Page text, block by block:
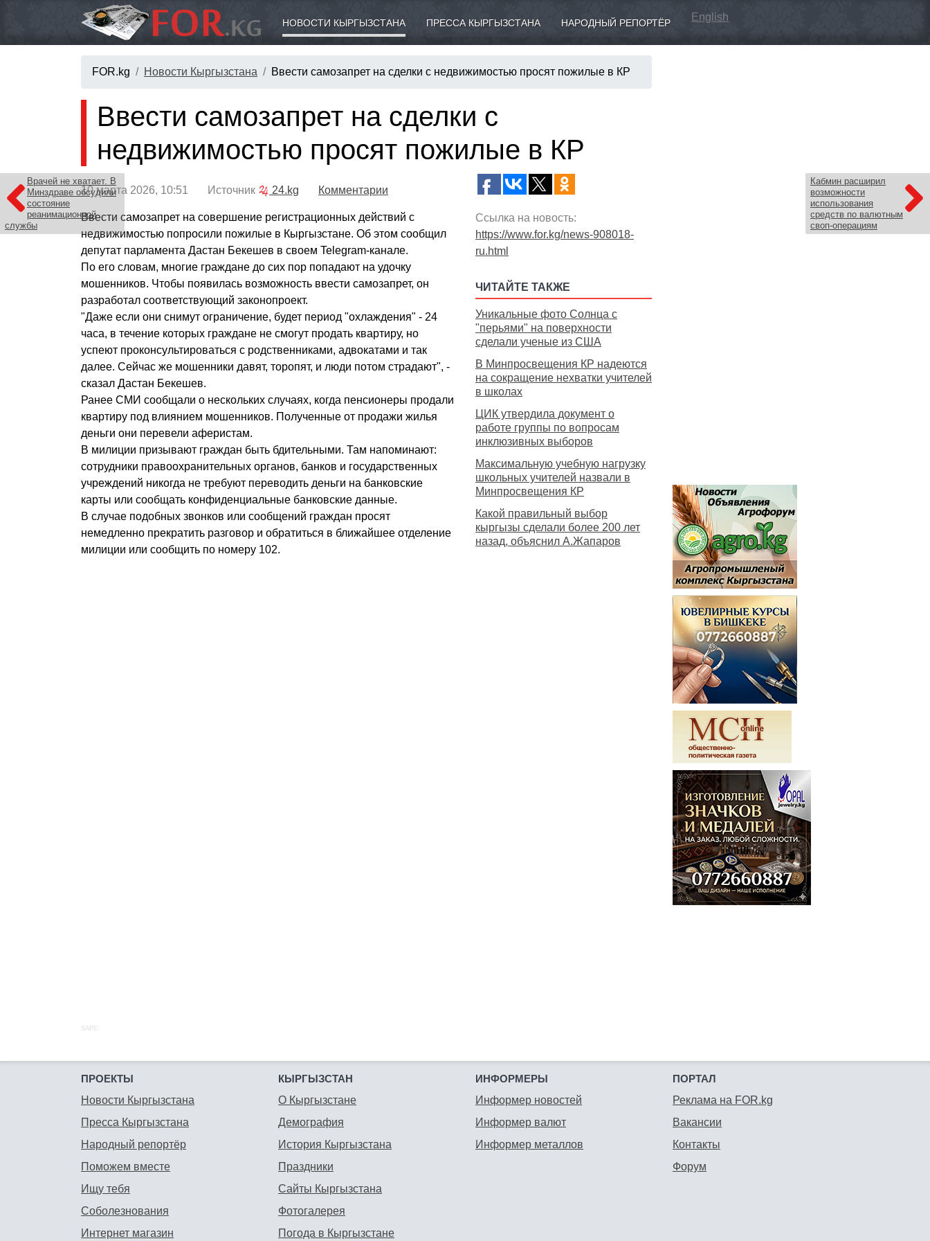
НОВОСТИ КЫРГЫЗСТАНА ПРЕССА КЫРГЫЗСТАНА НАРОДНЫЙ РЕПОРТЁР English
FOR.kg Новости Кыргызстана Ввести самозапрет на сделки с недвижимостью просят пожилые в КР
Врачей не хватает. В
Минздраве обсудили
состояние
реанимационной
службы
Кабмин расширил
возможности
использования
средств по валютным
своп-операциям
Ввести самозапрет на сделки с
недвижимостью просят пожилые в КР
10 марта 2026, 10:51 Источник 24.kg Комментарии
Ввести самозапрет на совершение регистрационных действий с
недвижимостью попросили пожилые в Кыргызстане. Об этом сообщил
депутат парламента Дастан Бекешев в своем Telegram-канале.
По его словам, многие граждане до сих пор попадают на удочку
мошенников. Чтобы появилась возможность ввести самозапрет, он
разработал соответствующий законопроект.
"Даже если они снимут ограничение, будет период "охлаждения" - 24
часа, в течение которых граждане не смогут продать квартиру, но
успеют проконсультироваться с родственниками, адвокатами и так
далее. Сейчас же мошенники давят, торопят, и люди потом страдают", -
сказал Дастан Бекешев.
Ранее СМИ сообщали о нескольких случаях, когда пенсионеры продали
квартиру под влиянием мошенников. Полученные от продажи жилья
деньги они перевели аферистам.
В милиции призывают граждан быть бдительными. Там напоминают:
сотрудники правоохранительных органов, банков и государственных
учреждений никогда не требуют переводить деньги на банковские
карты или сообщать конфиденциальные банковские данные.
В случае подобных звонков или сообщений граждан просят
немедленно прекратить разговор и обратиться в ближайшее отделение
милиции или сообщить по номеру 102.
Ссылка на новость:
https://www.for.kg/news-908018-
ru.html
ЧИТАЙТЕ ТАКЖЕ
Уникальные фото Солнца с
"перьями" на поверхности
сделали ученые из США
В Минпросвещения КР надеются
на сокращение нехватки учителей
в школах
ЦИК утвердила документ о
работе группы по вопросам
инклюзивных выборов
Максимальную учебную нагрузку
школьных учителей назвали в
Минпросвещения КР
Какой правильный выбор
кыргызы сделали более 200 лет
назад, объяснил А.Жапаров
SAPE:
ПРОЕКТЫ
Новости Кыргызстана
Пресса Кыргызстана
Народный репортёр
Поможем вместе
Ищу тебя
Соболезнования
Интернет магазин
КЫРГЫЗСТАН
О Кыргызстане
Демография
История Кыргызстана
Праздники
Сайты Кыргызстана
Фотогалерея
Погода в Кыргызстане
ИНФОРМЕРЫ
Информер новостей
Информер валют
Информер металлов
ПОРТАЛ
Реклама на FOR.kg
Вакансии
Контакты
Форум